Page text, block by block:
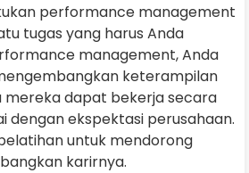
performance management
tugas yang harus Anda
management, Anda
keterampilan
mereka dapat bekerja secara
dengan ekspektasi perusahaan.
untuk mendorong
karirnya.